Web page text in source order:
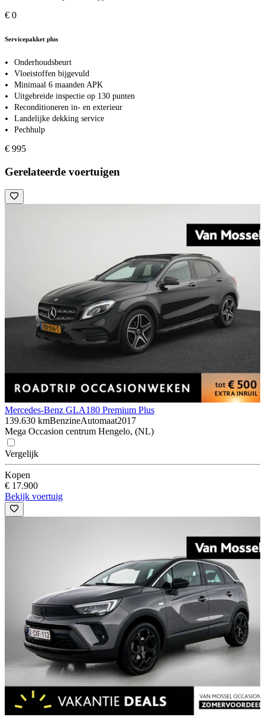
€ 0
Servicepakket plus
Onderhoudsbeurt
Vloeistoffen bijgevuld
Minimaal 6 maanden APK
Uitgebreide inspectie op 130 punten
Reconditioneren in- en exterieur
Landelijke dekking service
Pechhulp
€ 995
Gerelateerde voertuigen
Mercedes-Benz GLA180 Premium Plus
139.630 kmBenzineAutomaat2017
Mega Occasion centrum Hengelo, (NL)
Vergelijk
Kopen
€ 17.900
Bekijk voertuig